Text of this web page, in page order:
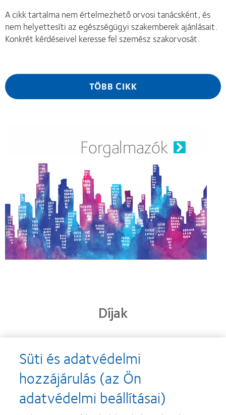
A cikk tartalma nem értelmezhető orvosi tanácsként, és
nem helyettesíti az egészségügyi szakemberek ajánlásait.
Konkrét kérdéseivel keresse fel szemész szakorvosát.
TÖBB CIKK
Díjak
Learn
more
about
2013.
évi
Silmo
d’Or
Learn
more
about
„Contact
Lens
Product
Süti és adatvédelmi
hozzájárulás (az Ön
adatvédelmi beállításai)